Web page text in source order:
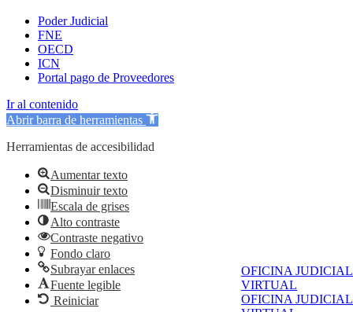
OFICINA JUDICIAL
VIRTUAL
OFICINA JUDICIAL
Poder Judicial
FNE
OECD
ICN
Portal pago de Proveedores
Ir al contenido
Abrir barra de herramientas
Herramientas de accesibilidad
Aumentar texto
Disminuir texto
Escala de grises
Alto contraste
Contraste negativo
Fondo claro
Subrayar enlaces
Fuente legible
Reiniciar